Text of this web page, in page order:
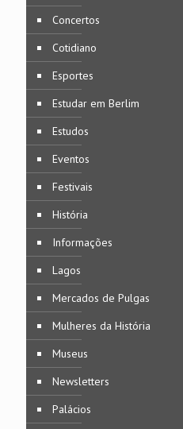
Concertos
Cotidiano
Esportes
Estudar em Berlim
Estudos
Eventos
Festivais
História
Informações
Lagos
Mercados de Pulgas
Mulheres da História
Museus
Newsletters
Palácios